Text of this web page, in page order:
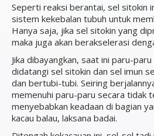
Seperti reaksi berantai, sel sitokin
sistem kekebalan tubuh untuk
Hanya saja, jika sel sitokin yang
maka juga akan berakselerasi
Jika dibayangkan, saat ini paru-
didatangi sel sitokin dan sel imun
dan bertubi-tubi. Seiring
memenuhi paru-paru secara tidak
menyebabkan keadaan di bagian
kacau balau, laksana badai.